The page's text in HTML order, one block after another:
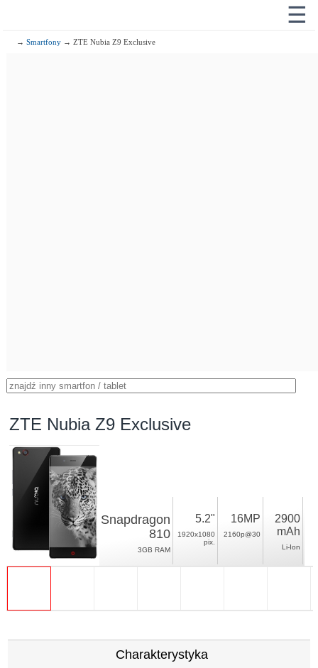
☰
→Smartfony → ZTE Nubia Z9 Exclusive
ZTE Nubia Z9 Exclusive
Snapdragon
810
3GB RAM
5.2"
1920x1080
pix.
16MP
2160p@30
2900
mAh
Li-Ion
Charakterystyka